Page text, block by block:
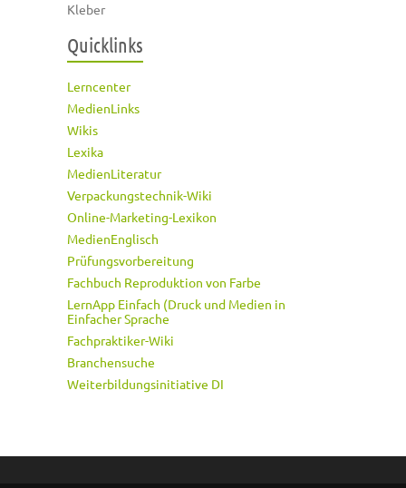
Kleber
Quicklinks
Lerncenter
MedienLinks
Wikis
Lexika
MedienLiteratur
Verpackungstechnik-Wiki
Online-Marketing-Lexikon
MedienEnglisch
Prüfungsvorbereitung
Fachbuch Reproduktion von Farbe
LernApp Einfach (Druck und Medien in
Einfacher Sprache
Fachpraktiker-Wiki
Branchensuche
Weiterbildungsinitiative DI